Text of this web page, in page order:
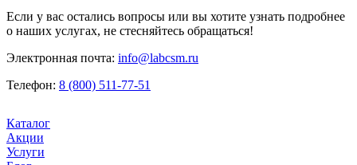
Если у вас остались вопросы или вы хотите узнать подробнее
о наших услугах, не стесняйтесь обращаться!
Электронная почта: info@labcsm.ru
Телефон: 8 (800) 511-77-51
Каталог
Акции
Услуги